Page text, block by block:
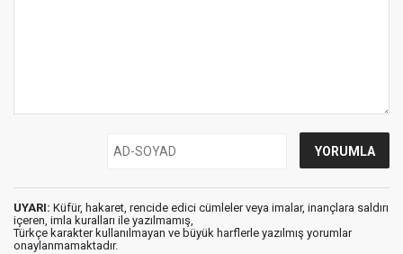
UYARI: Küfür, hakaret, rencide edici cümleler veya imalar, inançlara saldırı
içeren, imla kuralları ile yazılmamış,
Türkçe karakter kullanılmayan ve büyük harflerle yazılmış yorumlar
onaylanmamaktadır.